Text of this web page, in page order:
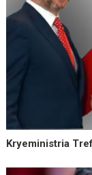
Kryeministria